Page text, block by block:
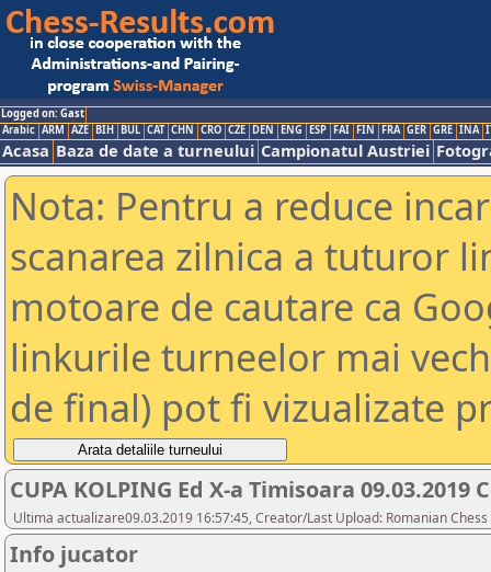
Logged on: Gast
Arabic ARM AZE BIH BUL CAT CHN CRO CZE DEN ENG ESP FAI FIN FRA GER GRE INA
Acasa Baza de date a turneului Campionatul Austriei
Nota: Pentru a reduce
scanarea zilnica a tuturor
motoare de cautare ca
linkurile turneelor mai
de final) pot fi vizualizate
CUPA KOLPING Ed X-a Timisoara 09.03.2019
Ultima actualizare09.03.2019 16:57:45, Creator/Last Upload: Romanian
Info jucator